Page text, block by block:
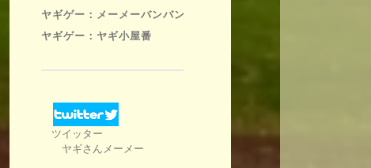
ヤギゲー：メーメーバンバン
ヤギゲー：ヤギ小屋番
ツイッター
ヤギさんメーメー